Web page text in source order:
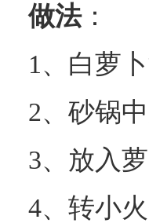
做法：
1、白萝
2、砂锅
3、放入
4、转小